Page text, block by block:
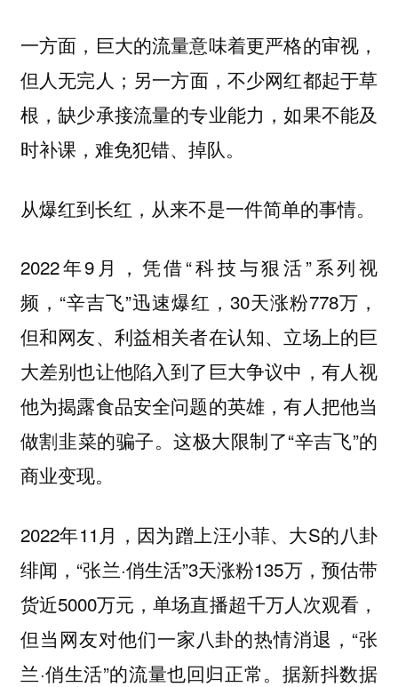
一方面，巨大的流量意味着更严格的审视，
但人无完人；另一方面，不少网红都起于草
根，缺少承接流量的专业能力，如果不能及
时补课，难免犯错、掉队。
从爆红到长红，从来不是一件简单的事情。
2022年9月，凭借“科技与狠活”系列视
频，“辛吉飞”迅速爆红，30天涨粉778万，
但和网友、利益相关者在认知、立场上的巨
大差别也让他陷入到了巨大争议中，有人视
他为揭露食品安全问题的英雄，有人把他当
做割韭菜的骗子。这极大限制了“辛吉飞”的
商业变现。
2022年11月，因为蹭上汪小菲、大S的八卦
绯闻，“张兰·俏生活”3天涨粉135万，预估带
货近5000万元，单场直播超千万人次观看，
但当网友对他们一家八卦的热情消退，“张
兰·俏生活”的流量也回归正常。据新抖数据